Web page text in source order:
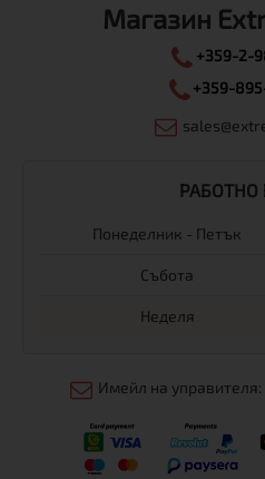
Магазин
+359-2-
+359-
РАБОТНО
Понеделник - Петък
Събота
Неделя
Имейл на